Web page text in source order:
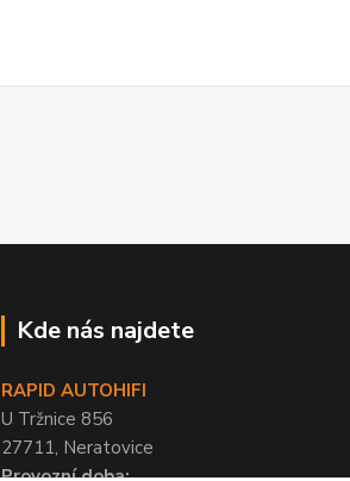
Kde nás najdete
RAPID AUTOHIFI
U Tržnice 856
27711, Neratovice